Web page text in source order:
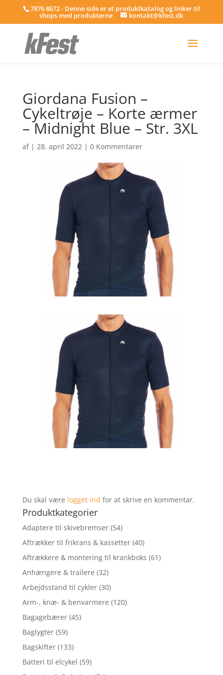
7876 8672 - Denne side er et produktkatalog og linker til
shops med produkterne kontakt@kfest.dk
Giordana Fusion –
Cykeltrøje – Korte ærmer
– Midnight Blue – Str. 3XL
af | 28. april 2022| 0 Kommentarer
Du skal være logget ind for at skrive en kommentar.
Produktkategorier
Adaptere til skivebremser (54)
Aftrækker til frikrans & kassetter (40)
Aftrækkere & montering til krankboks (61)
Anhængere & trailere (32)
Arbejdsstand til cykler (30)
Arm-, knæ- & benvarmere (120)
Bagagebærer (45)
Baglygter (59)
Bagskifter (133)
Batteri til elcykel (59)